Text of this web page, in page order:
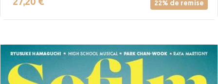
22% de remise
27,20 €